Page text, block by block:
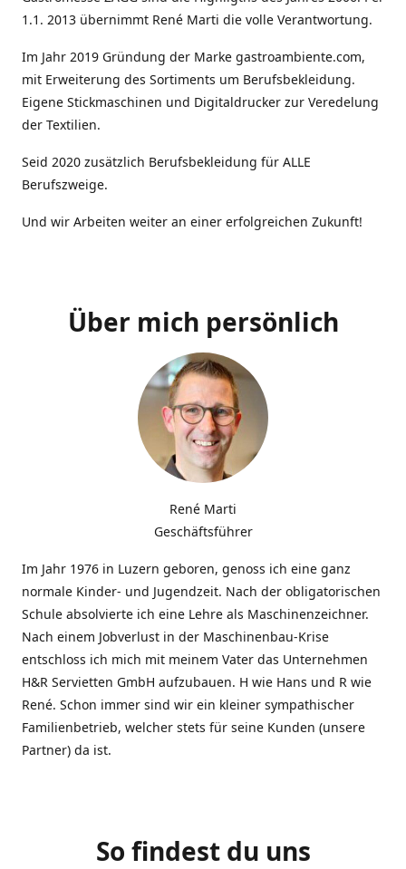
1.1. 2013 übernimmt René Marti die volle Verantwortung.
Im Jahr 2019 Gründung der Marke gastroambiente.com,
mit Erweiterung des Sortiments um Berufsbekleidung.
Eigene Stickmaschinen und Digitaldrucker zur Veredelung
der Textilien.
Seid 2020 zusätzlich Berufsbekleidung für ALLE
Berufszweige.
Und wir Arbeiten weiter an einer erfolgreichen Zukunft!
Über mich persönlich
René Marti
Geschäftsführer
Im Jahr 1976 in Luzern geboren, genoss ich eine ganz
normale Kinder- und Jugendzeit. Nach der obligatorischen
Schule absolvierte ich eine Lehre als Maschinenzeichner.
Nach einem Jobverlust in der Maschinenbau-Krise
entschloss ich mich mit meinem Vater das Unternehmen
H&R Servietten GmbH aufzubauen. H wie Hans und R wie
René. Schon immer sind wir ein kleiner sympathischer
Familienbetrieb, welcher stets für seine Kunden (unsere
Partner) da ist.
So findest du uns